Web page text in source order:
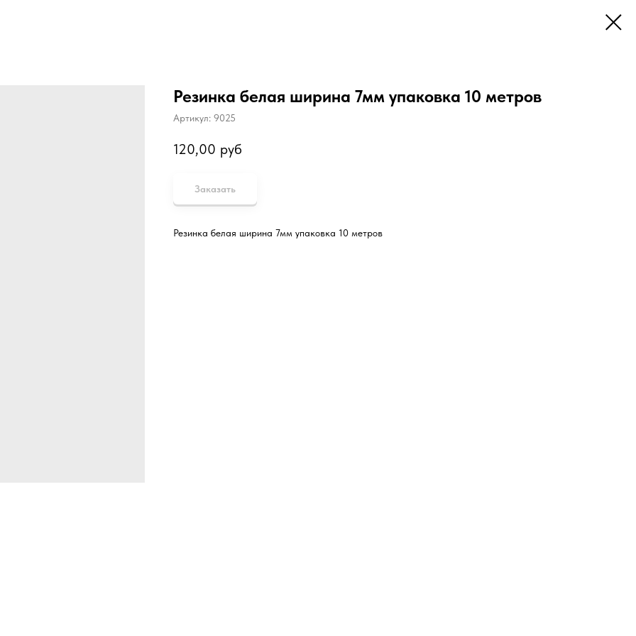
Резинка белая ширина 7мм упаковка 10 метров
Артикул: 9025
120,00 руб
Заказать
Резинка белая ширина 7мм упаковка 10 метров